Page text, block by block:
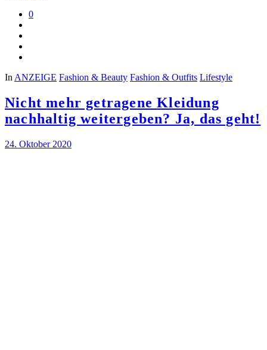
0
In ANZEIGE Fashion & Beauty Fashion & Outfits Lifestyle
Nicht mehr getragene Kleidung
nachhaltig weitergeben? Ja, das geht!
24. Oktober 2020